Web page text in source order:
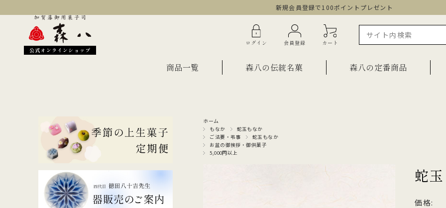
新規会員登録で100ポイントプレゼント
公式オンラインショップ
ログイン 会員登録 カート
商品一覧
季節のおすすめ
オンラインショップ限定商品
金沢伝統の縁起菓子
上生菓子
伝統名菓
どら焼き
あんみつ・くずきり
森八エクスプレス便
森八の伝統名菓 森八の定番商品
ホーム
もなか
蛇玉もなか
ご法要・弔事
蛇玉もなか
お盆の御挨拶・御供菓子
5,000円以上
蛇
価格: